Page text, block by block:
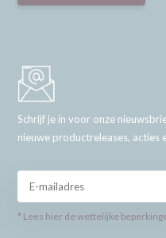
Schrijf je in voor onze
nieuwe productreleases, acties
* Lees hier de wettelijke